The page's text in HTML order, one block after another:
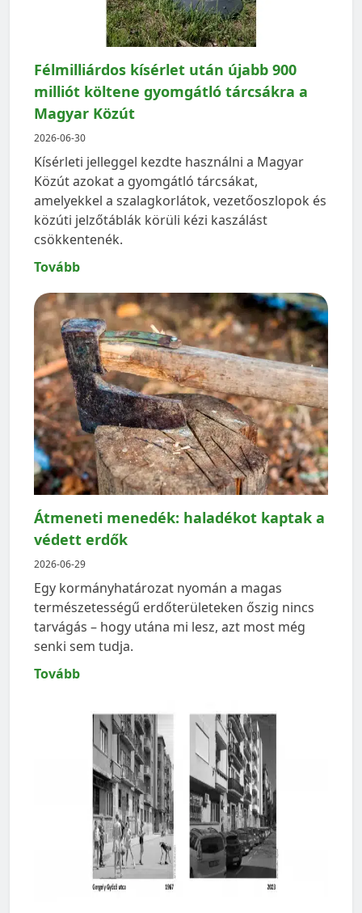
Félmilliárdos kísérlet után újabb 900
milliót költene gyomgátló tárcsákra a
Magyar Közút
2026-06-30
Kísérleti jelleggel kezdte használni a Magyar
Közút azokat a gyomgátló tárcsákat,
amelyekkel a szalagkorlátok, vezetőoszlopok és
közúti jelzőtáblák körüli kézi kaszálást
csökkentenék.
Tovább
Átmeneti menedék: haladékot kaptak a
védett erdők
2026-06-29
Egy kormányhatározat nyomán a magas
természetességű erdőterületeken őszig nincs
tarvágás – hogy utána mi lesz, azt most még
senki sem tudja.
Tovább